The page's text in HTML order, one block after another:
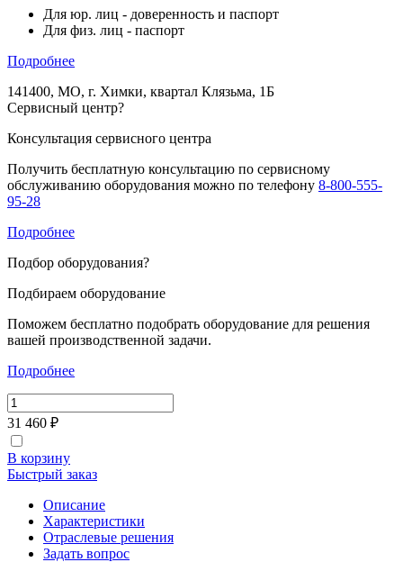
Для юр. лиц - доверенность и паспорт
Для физ. лиц - паспорт
Подробнее
141400, МО, г. Химки, квартал Клязьма, 1Б
Сервисный центр?
Консультация сервисного центра
Получить бесплатную консультацию по сервисному
обслуживанию оборудования можно по телефону 8-800-555-
95-28
Подробнее
Подбор оборудования?
Подбираем оборудование
Поможем бесплатно подобрать оборудование для решения
вашей производственной задачи.
Подробнее
31 460 ₽
В корзину
Быстрый заказ
Описание
Характеристики
Отраслевые решения
Задать вопрос